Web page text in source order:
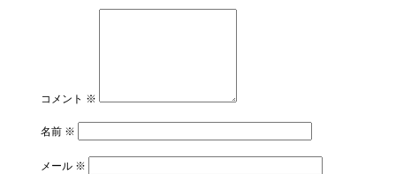
コメント ※
名前 ※
メール ※